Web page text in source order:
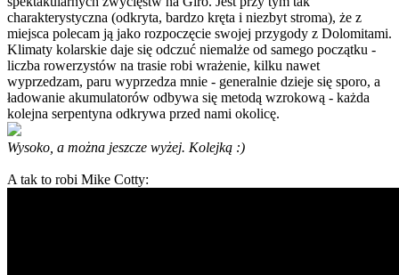
charakterystyczna (odkryta, bardzo kręta i niezbyt stroma), że z
miejsca polecam ją jako rozpoczęcie swojej przygody z Dolomitami.
Klimaty kolarskie daje się odczuć niemalże od samego początku -
liczba rowerzystów na trasie robi wrażenie, kilku nawet
wyprzedzam, paru wyprzedza mnie - generalnie dzieje się sporo, a
ładowanie akumulatorów odbywa się metodą wzrokową - każda
kolejna serpentyna odkrywa przed nami okolicę.
Wysoko, a można jeszcze wyżej. Kolejką :)
A tak to robi Mike Cotty: